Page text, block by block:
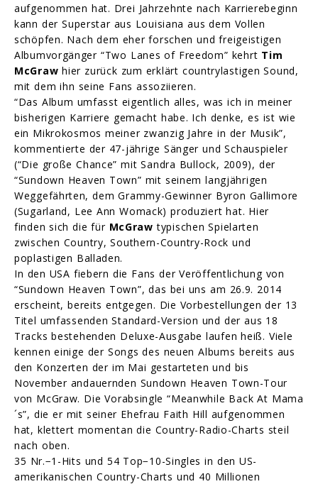
aufgenommen hat. Drei Jahrzehnte nach Karrierebeginn
kann der Superstar aus Louisiana aus dem Vollen
schöpfen. Nach dem eher forschen und freigeistigen
Albumvorgänger “Two Lanes of Freedom” kehrt Tim
McGraw hier zurück zum erklärt countrylastigen Sound,
mit dem ihn seine Fans assoziieren.
“Das Album umfasst eigentlich alles, was ich in meiner
bisherigen Karriere gemacht habe. Ich denke, es ist wie
ein Mikrokosmos meiner zwanzig Jahre in der Musik”,
kommentierte der 47-jährige Sänger und Schauspieler
(“Die große Chance” mit Sandra Bullock, 2009), der
“Sundown Heaven Town” mit seinem langjährigen
Weggefährten, dem Grammy-Gewinner Byron Gallimore
(Sugarland, Lee Ann Womack) produziert hat. Hier
finden sich die für McGraw typischen Spielarten
zwischen Country, Southern-Country-Rock und
poplastigen Balladen.
In den USA fiebern die Fans der Veröffentlichung von
“Sundown Heaven Town”, das bei uns am 26.9. 2014
erscheint, bereits entgegen. Die Vorbestellungen der 13
Titel umfassenden Standard-Version und der aus 18
Tracks bestehenden Deluxe-Ausgabe laufen heiß. Viele
kennen einige der Songs des neuen Albums bereits aus
den Konzerten der im Mai gestarteten und bis
November andauernden Sundown Heaven Town-Tour
von McGraw. Die Vorabsingle “Meanwhile Back At Mama
´s”, die er mit seiner Ehefrau Faith Hill aufgenommen
hat, klettert momentan die Country-Radio-Charts steil
nach oben.
35 Nr.−1-Hits und 54 Top−10-Singles in den US-
amerikanischen Country-Charts und 40 Millionen